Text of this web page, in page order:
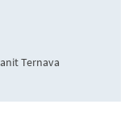
Ternava